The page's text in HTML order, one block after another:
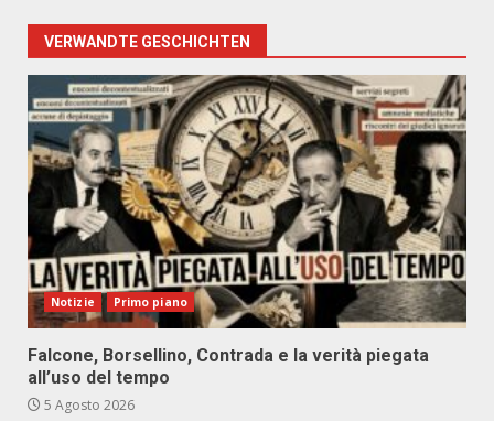
VERWANDTE GESCHICHTEN
Notizie Primo piano
Falcone, Borsellino, Contrada e la verità piegata
all’uso del tempo
5 Agosto 2026